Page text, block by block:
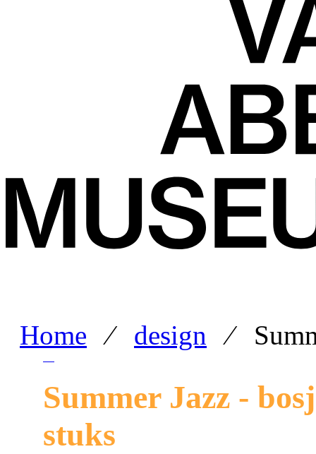
Home ⁄ design ⁄
Summer Jazz -
stuks